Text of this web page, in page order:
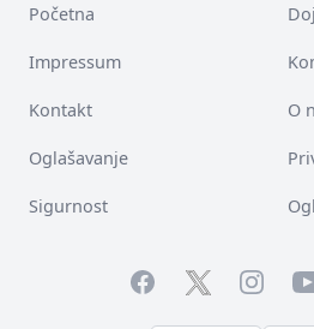
Početna
Impressum
Kontakt O
Oglašavanje
Sigurnost
FacebookTwitter